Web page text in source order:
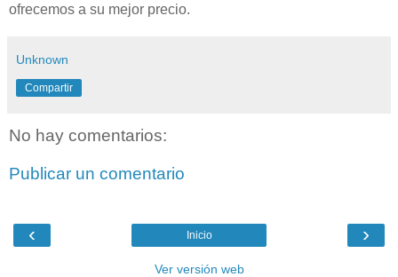
ofrecemos a su mejor precio.
Unknown
Compartir
No hay comentarios:
Publicar un comentario
‹ ›
Inicio
Ver versión web